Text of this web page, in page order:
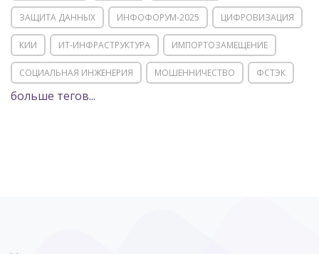
ЗАЩИТА ДАННЫХ ИНФОФОРУМ-2025 ЦИФРОВИЗАЦИЯ
КИИ ИТ-ИНФРАСТРУКТУРА ИМПОРТОЗАМЕЩЕНИЕ
СОЦИАЛЬНАЯ ИНЖЕНЕРИЯ МОШЕННИЧЕСТВО ФСТЭК
POSITIVE TECHNOLOGIES
больше тегов...